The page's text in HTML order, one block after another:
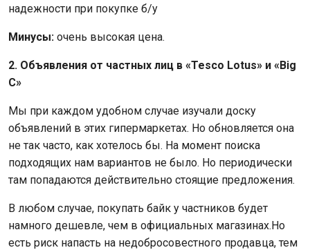
надежности при покупке б/у
Минусы: очень высокая цена.
2. Объявления от частных лиц в «Tesco Lotus» и «Big
C»
Мы при каждом удобном случае изучали доску
объявлений в этих гипермаркетах. Но обновляется она
не так часто, как хотелось бы. На момент поиска
подходящих нам вариантов не было. Но периодически
там попадаются действительно стоящие предложения.
В любом случае, покупать байк у частников будет
намного дешевле, чем в официальных магазинах.Но
есть риск напасть на недобросовестного продавца, тем